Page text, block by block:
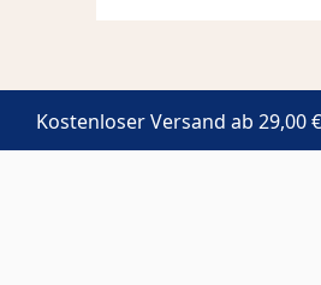
Kostenloser Versand ab 29,00 €